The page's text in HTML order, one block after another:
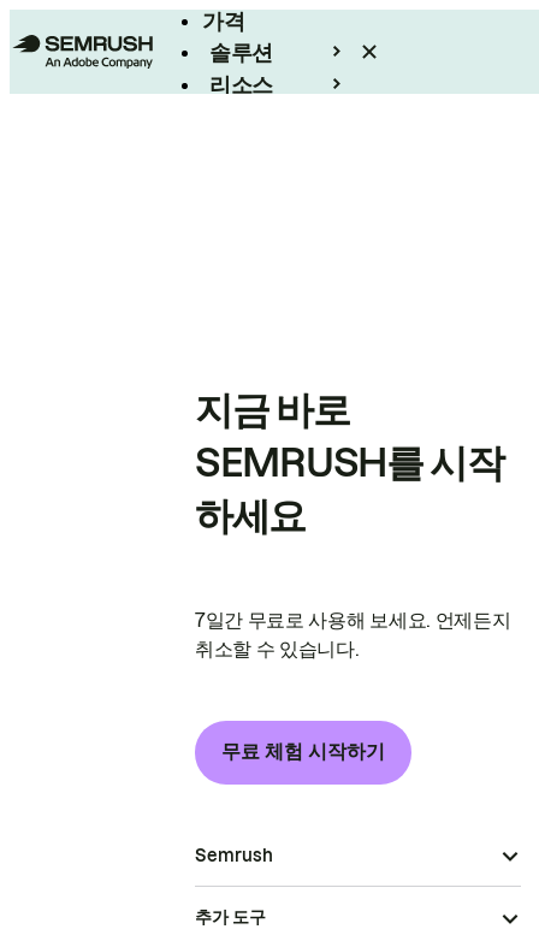
가격
솔루션
리소스
지금 바로
SEMRUSH를 시작
하세요
7일간 무료로 사용해 보세요. 언제든지
취소할 수 있습니다.
무료 체험 시작하기
Semrush
추가 도구